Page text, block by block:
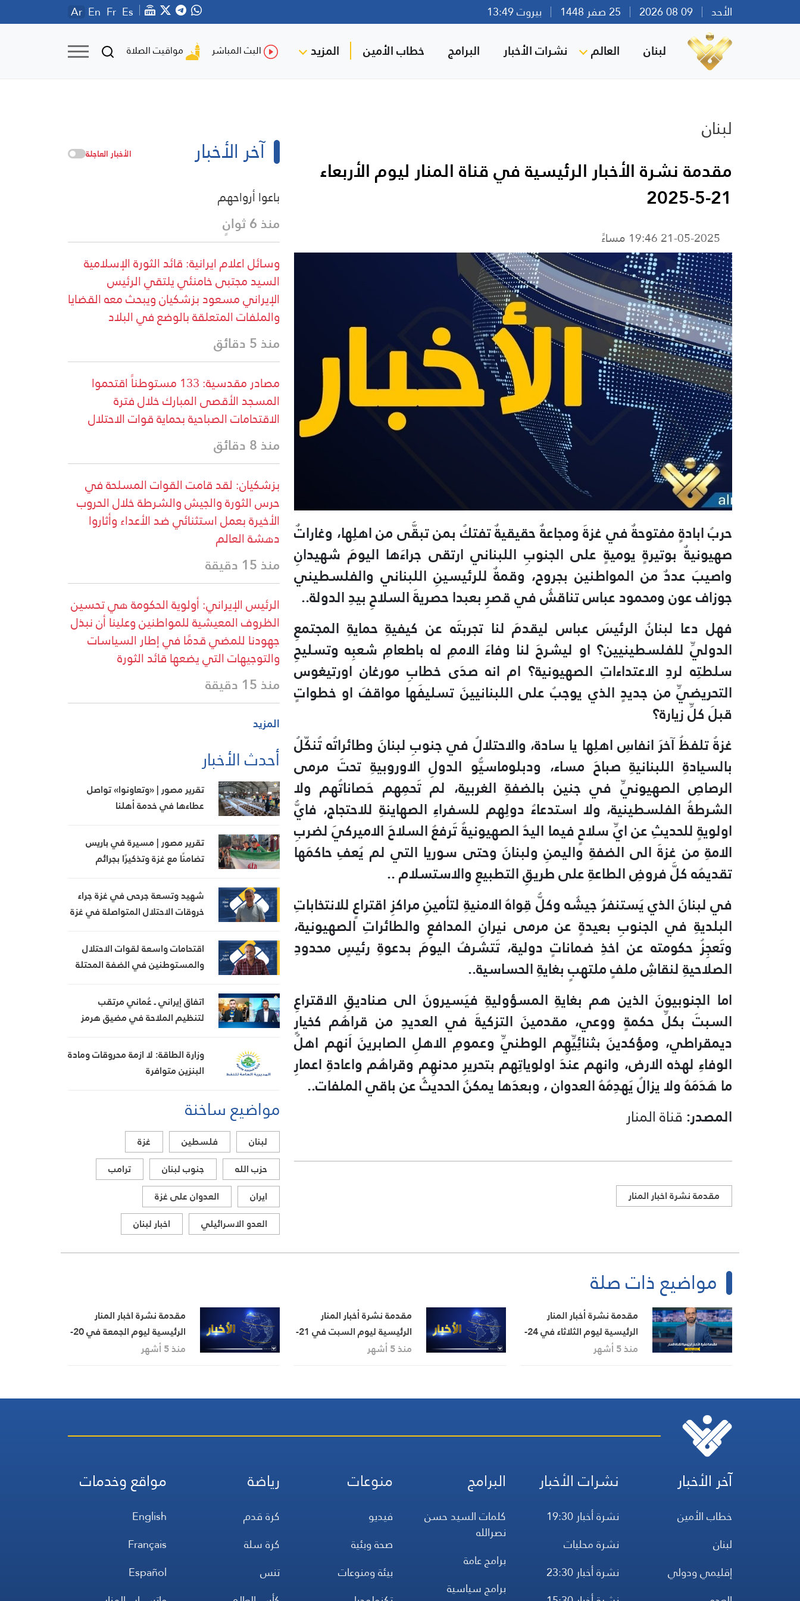
الأحد بيروت 13:49 Ar En Fr Es
لبنان العالم نشرات الأخبار البرامج خطاب الأمين المزيد البث المباشر مواقيت الصلاة
لبنان
مقدمة نشرة الأخبار الرئيسية في قناة المنار ليوم الأربعاء
21-5-2025
21-05-2025 19:46 مساءً
حربُ ابادةٍ مفتوحةٌ في غزةَ ومجاعةٌ حقيقيةٌ تفتكُ بمن تبقَّى من اهلِها، وغاراتٌ
صهيونيةٌ بوتيرةٍ يوميةٍ على الجنوبِ اللبناني ارتقى جراءَها اليومَ شهيدانِ
واصيبَ عددٌ من المواطنين بجروح، وقمةٌ للرئيسينِ اللبناني والفلسطيني
جوزاف عون ومحمود عباس تناقشُ في قصرِ بعبدا حصريةَ السلاحِ بيدِ الدولة..
فهل دعا لبنانُ الرئيسَ عباس ليقدمَ لنا تجربتَه عن كيفيةِ حمايةِ المجتمعِ
الدوليِّ للفلسطينيين؟ او ليشرحَ لنا وفاءَ الاممِ له باطعامِ شعبِه وتسليحِ
سلطتِه لردِ الاعتداءاتِ الصهيونية؟ ام انه صدَى خطابِ مورغان اورتيغوس
التحريضيِّ من جديدٍ الذي يوجبُ على اللبنانيينَ تسليفَها مواقفَ او خطواتٍ
قبلَ كلِّ زيارة؟
غزةُ تلفظُ آخرَ انفاسِ اهلِها يا سادة، والاحتلالُ في جنوبِ لبنانَ وطائراتُه تُنكّلُ
بالسيادةِ اللبنانيةِ صباحَ مساء، ودبلوماسيُّو الدولِ الاوروبيةِ تحتَ مرمى
الرصاصِ الصهيونيِّ في جنين بالضفةِ الغربية، لم تَحمِهم حَصاناتُهم ولا
الشرطةُ الفلسطينية، ولا استدعاءُ دولِهم للسفراءِ الصهاينةِ للاحتجاج، فايُّ
اولويةٍ للحديثِ عن ايِّ سلاحٍ فيما اليدُ الصهيونيةُ تَرفعُ السلاحَ الاميركيَ لضربِ
الامةِ من غزةَ الى الضفةِ واليمنِ ولبنانَ وحتى سوريا التي لم يُعفِ حاكمَها
تقديمُه كلَّ فروضِ الطاعةِ على طريقِ التطبيعِ والاستسلام ..
في لبنانَ الذي يَستنفرُ جيشُه وكلُّ قِواهُ الامنيةِ لتأمينِ مراكزِ اقتراعٍ للانتخاباتِ
البلديةِ في الجنوبِ بعيدةٍ عن مرمى نيرانِ المدافعِ والطائراتِ الصهيونية،
وتَعجِزُ حكومته عن اخذِ ضماناتٍ دولية، تَتشرفُ اليومَ بدعوةِ رئيسٍ محدودِ
الصلاحيةِ لنقاشِ ملفٍ ملتهبٍ بغايةِ الحساسية..
اما الجنوبيونَ الذين هم بغايةِ المسؤوليةِ فيَسيرونَ الى صناديقِ الاقتراعِ
السبتَ بكلِّ حكمةٍ ووعي، مقدمينَ التزكيةَ في العديدِ من قراهُم كخيارٍ
ديمقراطي، ومؤكدينَ بثنائِيِّهِم الوطنيِّ وعمومِ الاهلِ الصابرينَ اَنهم اهلُ
الوفاءِ لهذه الارض، وانهم عندَ اولوياتِهم بتحريرِ مدنهِم وقراهُم واعادةِ اعمارِ
ما هَدَمَهُ ولا يزالُ يَهدِمُهُ العدوان ، وبعدَها يمكنُ الحديثُ عن باقي الملفات..
المصدر: قناة المنار
مقدمة نشرة اخبار المنار
آخر الأخبار الأخبار العاجلة
باعوا أرواحهم
منذ 6 ثوانٍ
وسائل اعلام ايرانية: قائد الثورة الإسلامية
السيد مجتبى خامنئي يلتقي الرئيس
الإيراني مسعود بزشكيان ويبحث معه القضايا
والملفات المتعلقة بالوضع في البلاد
منذ 5 دقائق
مصادر مقدسية: 133 مستوطناً اقتحموا
المسجد الأقصى المبارك خلال فترة
الاقتحامات الصباحية بحماية قوات الاحتلال
منذ 8 دقائق
بزشكيان: لقد قامت القوات المسلحة في
حرس الثورة والجيش والشرطة خلال الحروب
الأخيرة بعمل استثنائي ضد الأعداء وأثاروا
دهشة العالم
منذ 15 دقيقة
الرئيس الإيراني: أولوية الحكومة هي تحسين
الظروف المعيشية للمواطنين وعلينا أن نبذل
جهودنا للمضي قدمًا في إطار السياسات
والتوجيهات التي يضعها قائد الثورة
منذ 15 دقيقة
المزيد
أحدث الأخبار
تقرير مصور | «وتعاونوا» تواصل
عطاءها في خدمة أهلنا
تقرير مصور | مسيرة في باريس
تضامنًا مع غزة وتذكيرًا بجرائم
شهيد وتسعة جرحى في غزة جراء
خروقات الاحتلال المتواصلة في غزة
اقتحامات واسعة لقوات الاحتلال
والمستوطنين في الضفة المحتلة
اتفاق إيراني ـ عُماني مرتقب
لتنظيم الملاحة في مضيق هرمز
وزارة الطاقة: لا ازمة محروقات ومادة
البنزين متوافرة
مواضيع ساخنة
لبنان فلسطين
غزة
حزب الله
جنوب لبنان
ترامب
ايران
العدوان على غزة
العدو الاسرائيلي
اخبار لبنان
مواضيع ذات صلة
مقدمة نشرة أخبار المنار
الرئيسية ليوم الثلاثاء في 24-
3-2026
منذ 5 أشهر
مقدمة نشرة أخبار المنار
الرئيسية ليوم السبت في 21-
3-2026
منذ 5 أشهر
مقدمة نشرة اخبار المنار
الرئيسية ليوم الجمعة في 20-
3-2026
منذ 5 أشهر
آخر الأخبار
خطاب الأمين
لبنان
إقليمي ودولي
نشرات الأخبار
نشرة أخبار 19:30
نشرة محليات
نشرة أخبار 23:30
البرامج
كلمات السيد حسن
نصرالله
برامج عامة
برامج سياسية
منوعات
فيديو
صحة وبئية
بيئة ومنوعات
رياضة
كرة قدم
كرة سلة
تنس
مواقع وخدمات
English
Français
Español